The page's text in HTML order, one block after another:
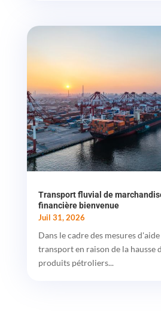
Transport fluvial de
financière bienvenue
Juil 31, 2026
Dans le cadre des mesures
transport en raison de la hausse
produits pétroliers...